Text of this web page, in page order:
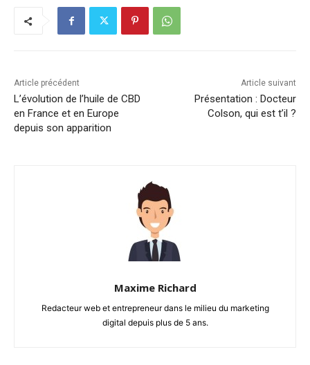
Article précédent
L’évolution de l’huile de CBD
en France et en Europe
depuis son apparition
Article suivant
Présentation : Docteur
Colson, qui est t’il ?
Maxime Richard
Redacteur web et entrepreneur dans le milieu du marketing
digital depuis plus de 5 ans.